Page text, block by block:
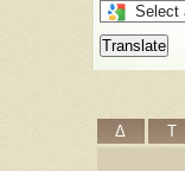
Select
a
language
this
page
Translate
Δ
Τ